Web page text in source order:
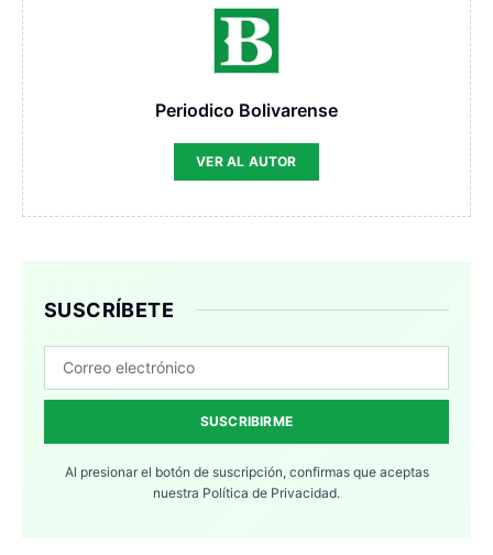
Periodico Bolivarense
VER AL AUTOR
SUSCRÍBETE
SUSCRIBIRME
Al presionar el botón de suscripción, confirmas que aceptas
nuestra Política de Privacidad.